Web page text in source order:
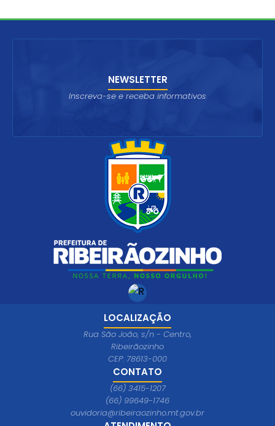
LOCALIZAÇÃO
Rua São João, s/n - Centro,
Ribeirãozinho
CEP: 78613-000
CONTATO
(66) 3415-1207
(66) 99649-1746
ouvidoria@ribeiraozinho.mt.gov.br
NEWSLETTER
Inscreva-se e receba informativos